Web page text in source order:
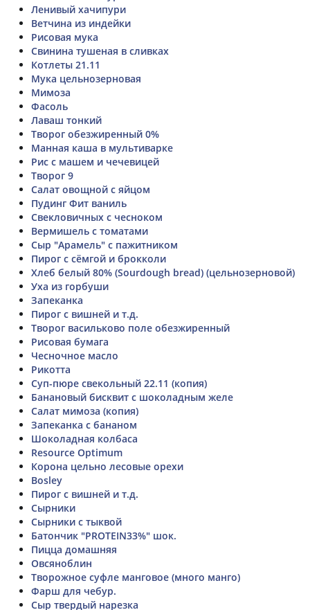
Ленивый хачипури
Ветчина из индейки
Рисовая мука
Свинина тушеная в сливках
Котлеты 21.11
Мука цельнозерновая
Мимоза
Фасоль
Лаваш тонкий
Творог обезжиренный 0%
Манная каша в мультиварке
Рис с машем и чечевицей
Творог 9
Салат овощной с яйцом
Пудинг Фит ваниль
Свекловичных с чесноком
Вермишель с томатами
Сыр "Арамель" с пажитником
Пирог с сёмгой и брокколи
Хлеб белый 80% (Sourdough bread) (цельнозерновой)
Уха из горбуши
Запеканка
Пирог с вишней и т.д.
Творог васильково поле обезжиренный
Рисовая бумага
Чесночное масло
Рикотта
Суп-пюре свекольный 22.11 (копия)
Банановый бисквит с шоколадным желе
Салат мимоза (копия)
Запеканка с бананом
Шоколадная колбаса
Resource Optimum
Корона цельно лесовые орехи
Bosley
Пирог с вишней и т.д.
Сырники
Сырники с тыквой
Батончик "PROTEIN33%" шок.
Пицца домашняя
Овсяноблин
Творожное суфле манговое (много манго)
Фарш для чебур.
Сыр твердый нарезка